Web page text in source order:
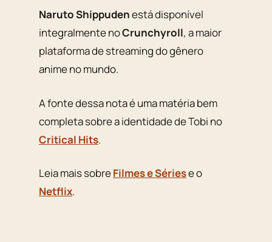
Naruto Shippudenestá disponível
integralmente noCrunchyroll, a maior
plataforma de streaming do gênero
anime no mundo.
A fonte dessa nota é uma matéria bem
completa sobre a identidade de Tobi no
Critical Hits.
Leia mais sobreFilmes e Sériese o
Netflix.